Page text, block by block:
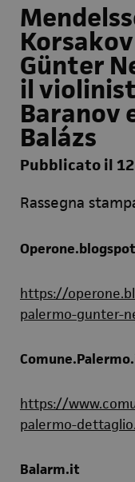
Günter
il
Baranov
Balázs
Pubblicato il
Rassegna
https://
palermo-gunter-
https://
palermo-
Balarm.it